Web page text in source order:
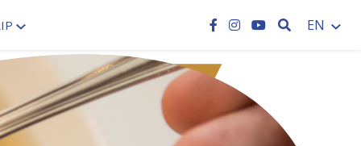
SEARCH
EN